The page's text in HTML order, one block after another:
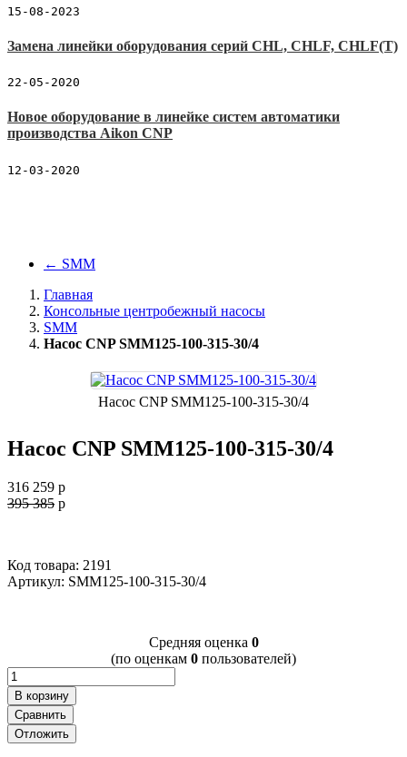
15-08-2023
Замена линейки оборудования серий CHL, CHLF, CHLF(T)
22-05-2020
Новое оборудование в линейке систем автоматики
производства Aikon CNP
12-03-2020
← SMM
Главная
Консольные центробежный насосы
SMM
Насос CNP SMM125-100-315-30/4
Насос CNP SMM125-100-315-30/4
Насос CNP SMM125-100-315-30/4
316 259 p
395 385 p
Код товара: 2191
Артикул: SMM125-100-315-30/4
Cредняя оценка 0
(по оценкам 0 пользователей)
В корзину
Сравнить
Отложить